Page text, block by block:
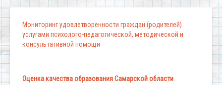
Мониторинг удовлетворенности граждан (родителей)
услугами психолого-педагогической, методической и
консультативной помощи
Оценка качества образования Самарской области